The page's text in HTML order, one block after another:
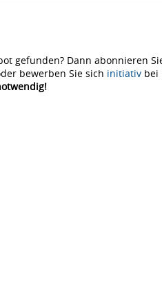
gefunden? Dann abonnieren
bewerben Sie sich initiativ bei